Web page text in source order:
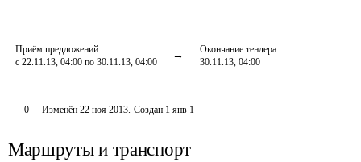
Приём предложений
с 22.11.13, 04:00 по 30.11.13, 04:00
Окончание тендера
30.11.13, 04:00
0 Изменён 22 ноя 2013. Создан 1 янв 1
Маршруты и транспорт